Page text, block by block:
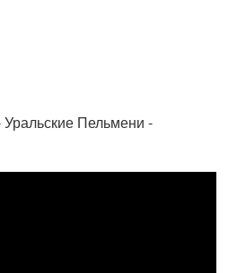
Пельмени -